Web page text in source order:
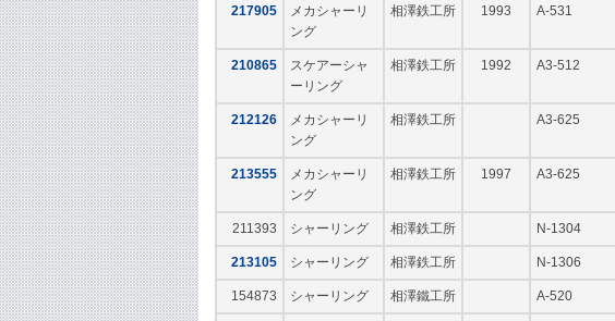
217905
メカシャーリ
ング
相澤鉄工所 1993 A-531
210865
スケアーシャ
ーリング
相澤鉄工所 1992 A3-512
212126
メカシャーリ
ング
相澤鉄工所 A3-625
213555
メカシャーリ
ング
相澤鉄工所 1997 A3-625
211393 シャーリング 相澤鉄工所 N-1304
213105 シャーリング 相澤鉄工所 N-1306
154873 シャーリング 相澤鐵工所 A-520